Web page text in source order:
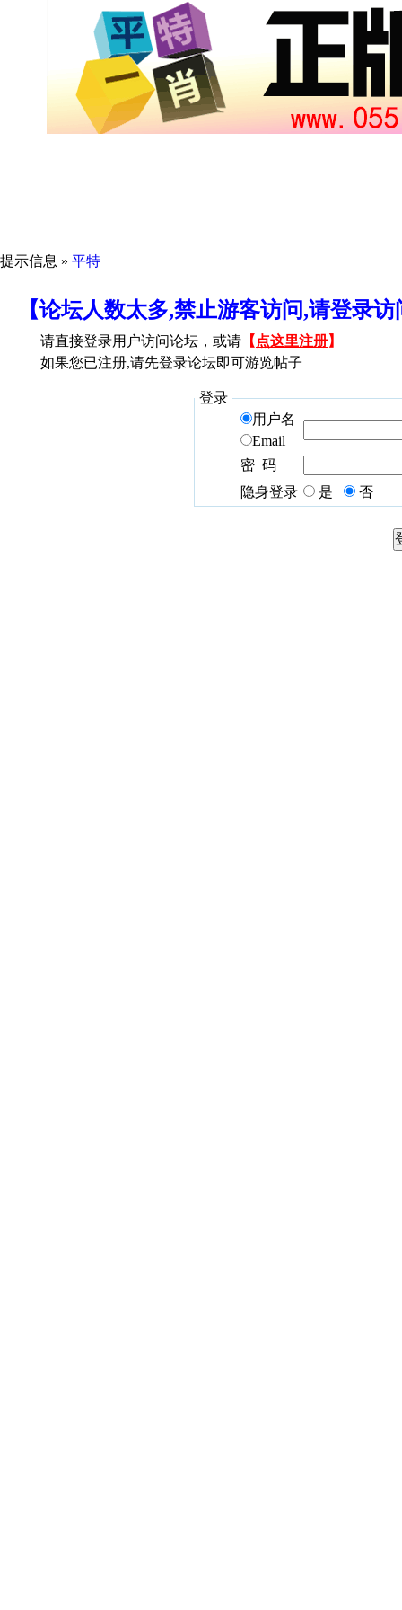
提示信息 » 平特
【论坛人数太多,禁止游客访问,请登录
请直接登录用户访问论坛，或请 【 点这里注册】
如果您已注册,请先登录论坛即可游览帖子
登录
用户名
Email
密 码
隐身登录
是 否